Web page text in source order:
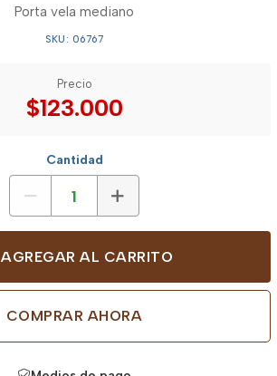
Porta vela mediano
SKU: 06767
Precio
$123.000
Cantidad
AGREGAR AL CARRITO
COMPRAR AHORA